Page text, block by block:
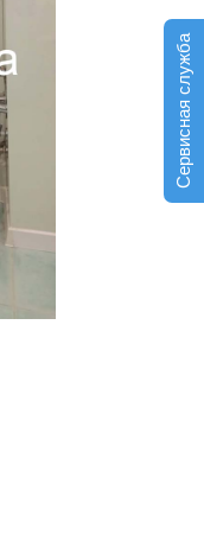
Сервисная служба